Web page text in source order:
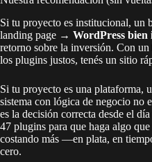
Si tu proyecto es institucional, un
landing page → WordPress bien
retorno sobre la inversión. Con
los plugins justos, tenés un sitio
Si tu proyecto es una plataforma,
sistema con lógica de negocio no
es la decisión correcta desde el
47 plugins para que haga algo
costando más —en plata, en
cero.